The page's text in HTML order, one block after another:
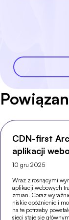
CDN-first
aplikacji
10 gru 2025
Wraz z rosnącymi
aplikacji webowych
zmian. Coraz
niskie opóźnienie i
na te potrzeby
sieci staje się